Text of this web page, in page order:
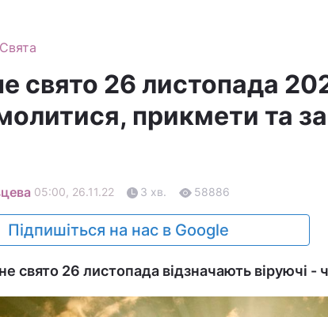
Свята
свято 26 листопада
прикмети та
05:00, 26.11.22 3 хв. 58886
Підпишіться на нас в Google
свято 26 листопада відзначають віруючі -